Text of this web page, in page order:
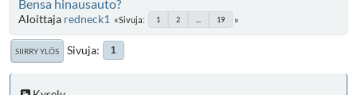
Bensa hinausauto?
Aloittaja redneck1 Sivuja 1 2 19
SIIRRY YLÖS Sivuja 1